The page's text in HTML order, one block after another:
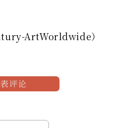
ArtWorldwide）
评论